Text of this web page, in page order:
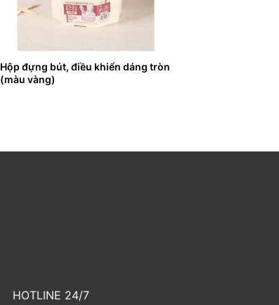
Hộp đựng bút, điều khiển dáng tròn
(màu vàng)
HOTLINE 24/7